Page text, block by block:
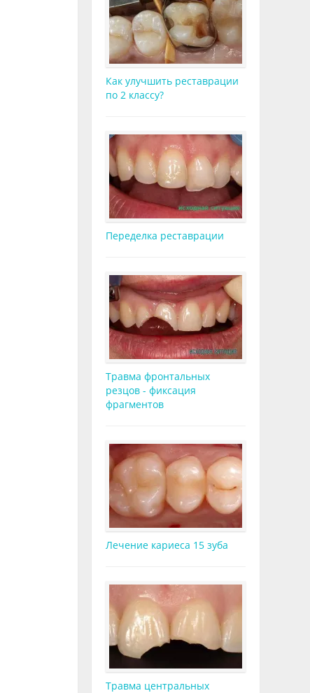
Как улучшить реставрации
по 2 классу?
Переделка реставрации
Травма фронтальных
резцов - фиксация
фрагментов
Лечение кариеса 15 зуба
Травма центральных